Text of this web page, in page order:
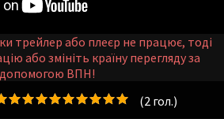
(2 гол.)
трейлер або плеєр не працює, тоді
або змініть країну перегляду за
допомогою ВПН!